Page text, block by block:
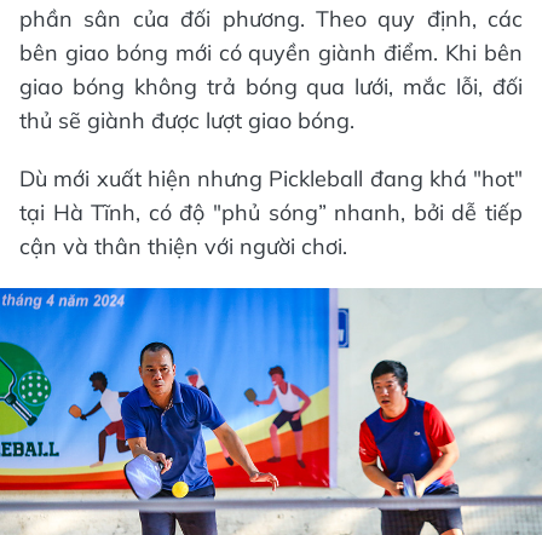
phần sân của đối phương. Theo quy định, các
bên giao bóng mới có quyền giành điểm. Khi bên
giao bóng không trả bóng qua lưới, mắc lỗi, đối
thủ sẽ giành được lượt giao bóng.
Dù mới xuất hiện nhưng Pickleball đang khá "hot"
tại Hà Tĩnh, có độ "phủ sóng” nhanh, bởi dễ tiếp
cận và thân thiện với người chơi.